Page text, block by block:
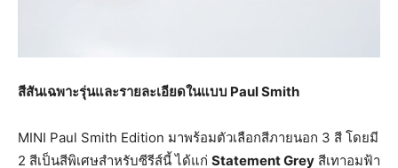
สีสันเฉพาะรุ่นและรายละเอียดในแบบ Paul Smith
MINI Paul Smith Edition มาพร้อมตัวเลือกสีภายนอก 3 สี โดยมี
2 สีเป็นสีพิเศษสำหรับซีรีส์นี้ ได้แก่ Statement Grey สีเทาอมฟ้า